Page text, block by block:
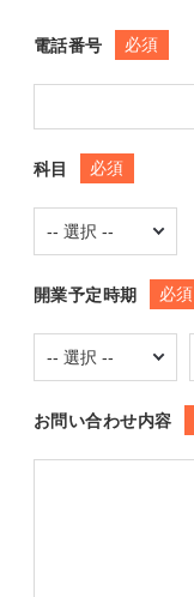
電話番号 必須
科目 必須
開業予定時期 必須
お問い合わせ内容